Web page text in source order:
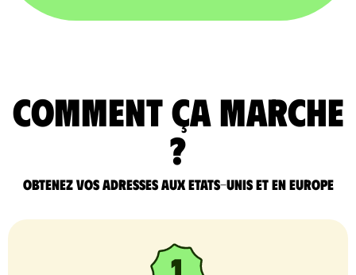
comment ça marche
?
Obtenez vos adresses aux Etats-Unis et en Europe